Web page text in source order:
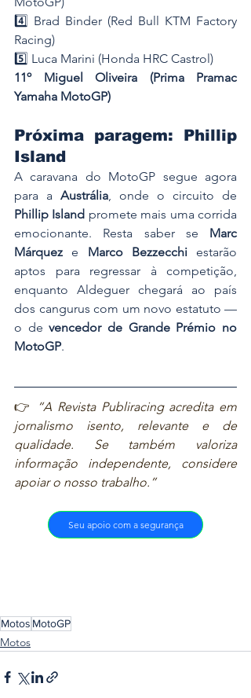
4️⃣ Brad Binder (Red Bull KTM Factory
Racing)
5️⃣ Luca Marini (Honda HRC Castrol)
11º Miguel Oliveira (Prima Pramac
Yamaha MotoGP)
Próxima paragem: Phillip
Island
A caravana do MotoGP segue agora
para a Austrália
Phillip Island promete mais uma corrida
emocionante. Resta saber se Marc
Márquez e Marco Bezzecchi estarão
aptos para regressar à competição,
enquanto Aldeguer chegará ao país
dos cangurus com um novo estatuto —
o de vencedor de Grande Prémio no
MotoGP.
👉
“A Revista Publiracing acredita em
jornalismo isento, relevante e de
qualidade. Se também valoriza
informação independente, considere
apoiar o nosso trabalho.”
Seu apoio com a segurança
Motos MotoGP
Motos